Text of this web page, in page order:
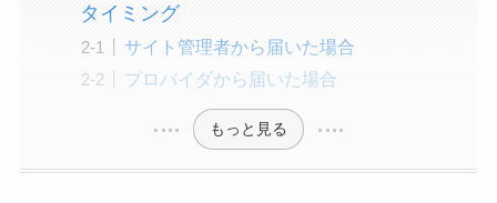
タイミング
サイト管理者から届いた場合
プロバイダから届いた場合
もっと見る